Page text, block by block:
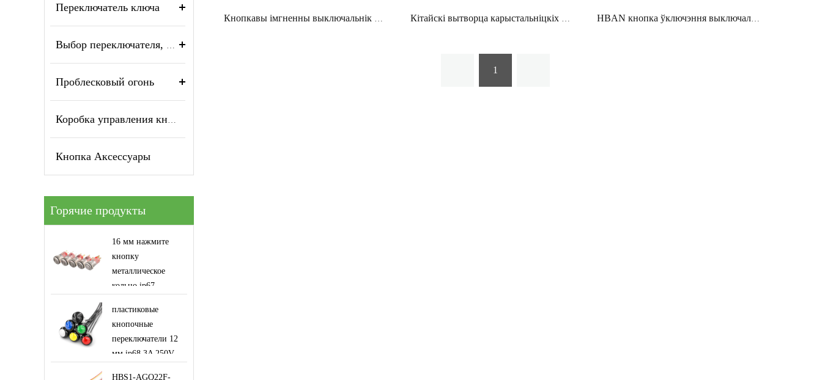
Переключатель ключа
Проблесковый огонь
Кнопка Аксессуары
Горячие продукты
16 мм нажмите
кнопку
металлическое
кольцо ip67
переключатель
символа питания
пластиковые
кнопочные
переключатели 12
мм ip68 3A 250V
HBS1-AGQ22F-
1